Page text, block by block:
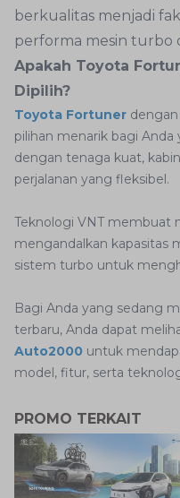
berkualitas menjadi
performa mesin turbo
Apakah Toyota
Dipilih?
Toyota Fortuner
pilihan menarik bagi
dengan tenaga kuat,
perjalanan yang fleksibel.
Teknologi VNT membuat
mengandalkan kapasitas
sistem turbo untuk
Bagi Anda yang sedang
terbaru, Anda dapat
Auto2000 untuk
model, fitur, serta
PROMO TERKAIT